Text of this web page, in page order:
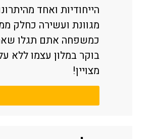
הייחודיות ואחד
מגוונת ועשירה כחלק
כמשפחה אתם תגלו
בוקר במלון עצמו
מצויין!